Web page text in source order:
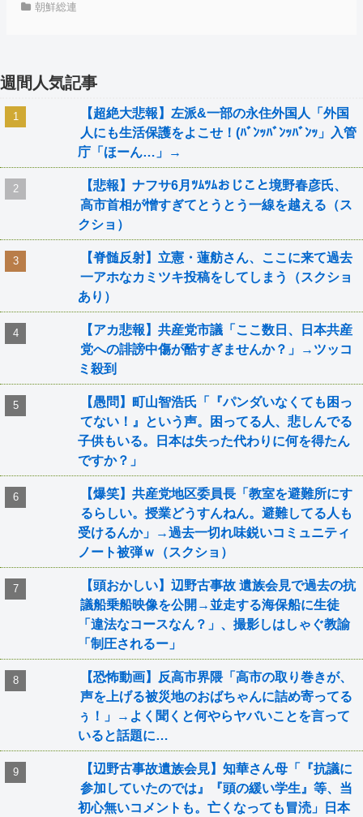
朝鮮総連
週間人気記事
【超絶大悲報】左派&一部の永住外国人「外国
人にも生活保護をよこせ！(ﾊﾞﾝｯﾊﾞﾝｯﾊﾞﾝｯ」入管
庁「ほーん…」→
【悲報】ナフサ6月ﾂﾑﾂﾑおじこと境野春彦氏、
高市首相が憎すぎてとうとう一線を越える（ス
クショ）
【脊髄反射】立憲・蓮舫さん、ここに来て過去
一アホなカミツキ投稿をしてしまう（スクショ
あり）
【アカ悲報】共産党市議「ここ数日、日本共産
党への誹謗中傷が酷すぎませんか？」→ツッコ
ミ殺到
【愚問】町山智浩氏「『パンダいなくても困っ
てない！』という声。困ってる人、悲しんでる
子供もいる。日本は失った代わりに何を得たん
ですか？」
【爆笑】共産党地区委員長「教室を避難所にす
るらしい。授業どうすんねん。避難してる人も
受けるんか」→過去一切れ味鋭いコミュニティ
ノート被弾ｗ（スクショ）
【頭おかしい】辺野古事故 遺族会見で過去の抗
議船乗船映像を公開→並走する海保船に生徒
「違法なコースなん？」、撮影しはしゃぐ教諭
「制圧されるー」
【恐怖動画】反高市界隈「高市の取り巻きが、
声を上げる被災地のおばちゃんに詰め寄ってる
ぅ！」→よく聞くと何やらヤバいことを言って
いると話題に…
【辺野古事故遺族会見】知華さん母「『抗議に
参加していたのでは』『頭の緩い学生』等、当
初心無いコメントも。亡くなっても冒涜」日本